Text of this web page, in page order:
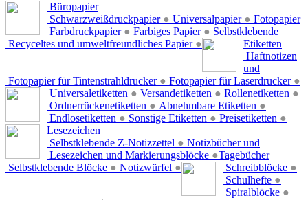
Büropapier
Schwarzweißdruckpapier ● Universalpapier ●
Farbdruckpapier ● Farbiges Papier ●
Recyceltes und umweltfreundliches Papier ●
Fotopapier
Fotopapier für Tintenstrahldrucker ● Fotopapier für Laserdrucker ●
Selbstklebende
Etiketten
Universaletiketten ● Versandetiketten ● Rollenetiketten ●
Ordnerrückenetiketten ● Abnehmbare Etiketten ●
Endlosetiketten ● Sonstige Etiketten ● Preisetiketten ●
Haftnotizen
und
Lesezeichen
Selbstklebende Z-Notizzettel ●
Lesezeichen und Markierungsblöcke ●
Selbstklebende Blöcke ● Notizwürfel ●
Notizbücher und
Tagebücher
Schreibblöcke ●
Schulhefte ●
Spiralblöcke ●